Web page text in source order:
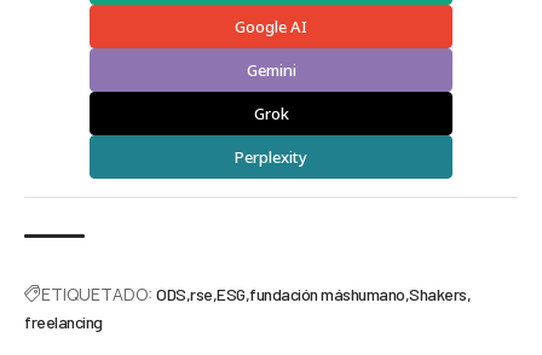
Google AI
Gemini
Grok
Perplexity
ETIQUETADO: ODS rse ESG fundación máshumano Shakers
freelancing